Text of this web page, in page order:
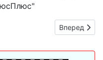
в Украине онлайн
Следующий:
Вперед